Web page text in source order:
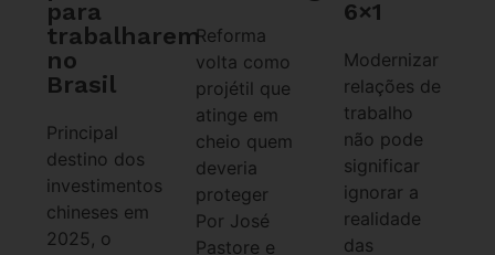
para
trabalharem
no
Brasil
Principal
destino dos
investimentos
chineses em
2025, o
Reforma
volta como
projétil que
atinge em
cheio quem
deveria
proteger
Por José
Pastore e
6×1
Modernizar
relações de
trabalho
não pode
significar
ignorar a
realidade
das